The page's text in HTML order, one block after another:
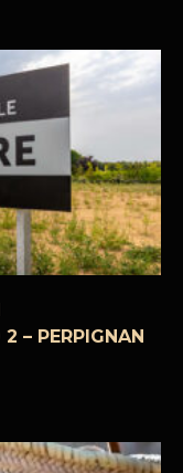
– PERPIGNAN